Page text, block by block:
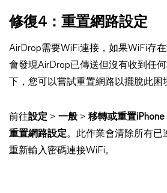
修復4：重置網路設定
AirDrop需要WiFi連接，如果WiFi存
會發現AirDrop已傳送但沒有收到任
下，您可以嘗試重置網路以擺脫此困
前往設定 > 一般 > 移轉或重置iPhone
重置網路設定。此作業會清除所有已
重新輸入密碼連接WiFi。